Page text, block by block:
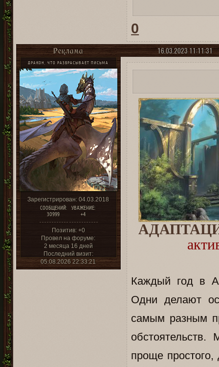
0
16.03.2023 11:11:31
Реклама
ДРАКОН, ЧТО РАЗБРАСЫВАЕТ ПИСЬМА
Зарегистрирован: 04.03.2018
СООБЩЕНИЙ:
30999
УВАЖЕНИЕ:
+4
Позитив: +0
Провел на форуме:
2 месяца 16 дней
Последний визит:
05.08.2026 22:33:21
Каждый год в
Одни делают
самым разным
проще простого,